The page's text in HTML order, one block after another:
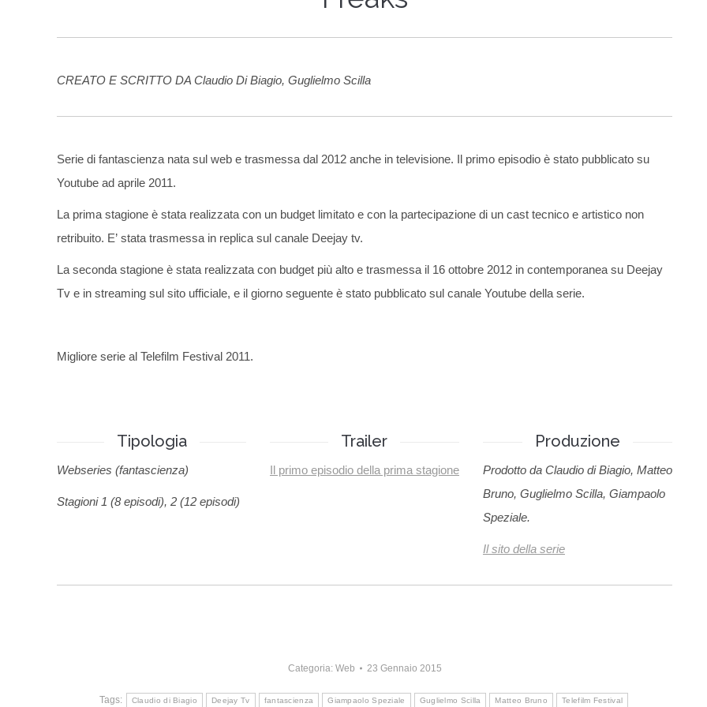
CREATO E SCRITTO DA Claudio Di Biagio, Guglielmo Scilla
Serie di fantascienza nata sul web e trasmessa dal 2012 anche in televisione. Il primo episodio è stato pubblicato su
Youtube ad aprile 2011.
La prima stagione è stata realizzata con un budget limitato e con la partecipazione di un cast tecnico e artistico non
retribuito. E’ stata trasmessa in replica sul canale Deejay tv.
La seconda stagione è stata realizzata con budget più alto e trasmessa il 16 ottobre 2012 in contemporanea su Deejay
Tv e in streaming sul sito ufficiale, e il giorno seguente è stato pubblicato sul canale Youtube della serie.
Migliore serie al Telefilm Festival 2011.
Tipologia
Webseries (fantascienza)
Stagioni 1 (8 episodi), 2 (12 episodi)
Trailer
Il primo episodio della prima stagione
Produzione
Prodotto da Claudio di Biagio, Matteo
Bruno, Guglielmo Scilla, Giampaolo
Speziale.
Il sito della serie
Categoria: Web 23 Gennaio 2015
Tags: Claudio di Biagio Deejay Tv fantascienza Giampaolo Speziale Guglielmo Scilla Matteo Bruno Telefilm Festival